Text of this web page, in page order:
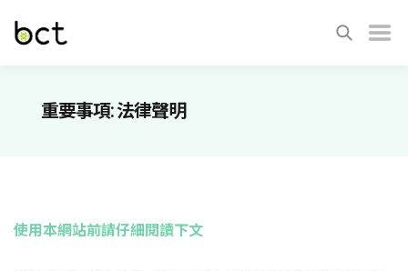
重要事項: 法律聲明
使用本網站前請仔細閱讀下文